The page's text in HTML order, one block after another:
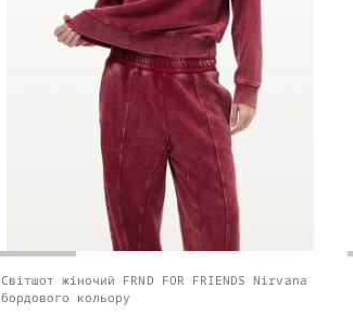
Світшот жіночий FRND FOR FRIENDS Nirvana
бордового кольору